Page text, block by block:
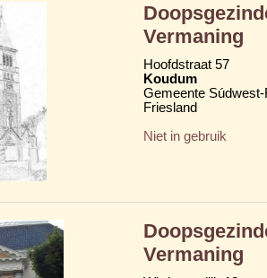
Vermaning
Hoofdstraat 57
Koudum
Gemeente
Friesland
Niet in gebruik
Vermaning